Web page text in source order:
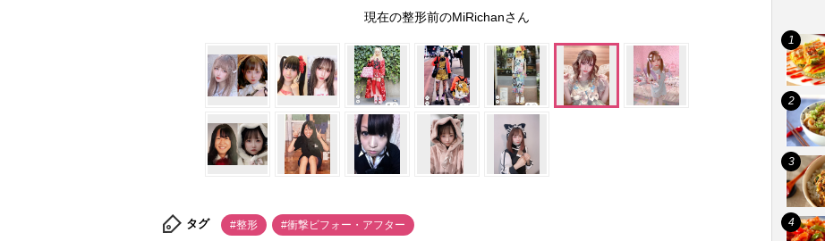
現在の整形前のMiRichanさん
タグ #整形 #衝撃ビフォー・アフター